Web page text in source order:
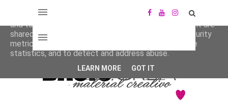
This site uses cookies from Google to deliver its services
and to analyze traffic. Your IP address and user-agent are
shared with Google along with performance and security
metrics to ensure quality of service, generate usage
statistics, and to detect and address abuse.
LEARN MORE GOT IT